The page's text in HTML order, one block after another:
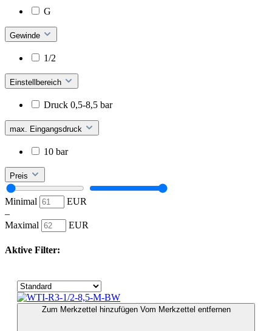
G
Gewinde
1/2
Einstellbereich
Druck 0,5-8,5 bar
max. Eingangsdruck
10 bar
Preis
Minimal
EUR
–
Maximal
EUR
Aktive Filter:
Zum Merkzettel hinzufügen Vom Merkzettel entfernen